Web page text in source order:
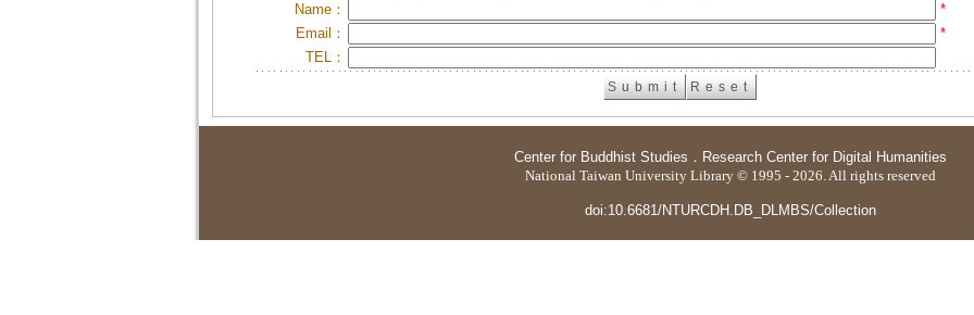
Name：
*
Email：
*
TEL：
Center for Buddhist Studies ． Research Center for Digital Humanities
National Taiwan University Library © 1995 - 2026. All rights reserved
doi:10.6681/NTURCDH.DB_DLMBS/Collection